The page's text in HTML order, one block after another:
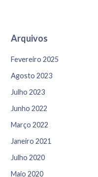
Arquivos
Fevereiro 2025
Agosto 2023
Julho 2023
Junho 2022
Março 2022
Janeiro 2021
Julho 2020
Maio 2020